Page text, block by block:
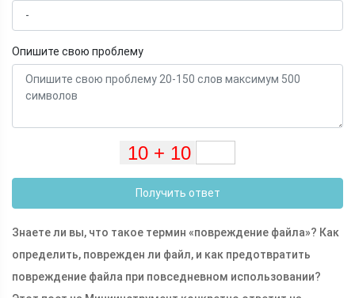
Опишите свою проблему
Получить ответ
Знаете ли вы, что такое термин «повреждение файла»? Как
определить, поврежден ли файл, и как предотвратить
повреждение файла при повседневном использовании?